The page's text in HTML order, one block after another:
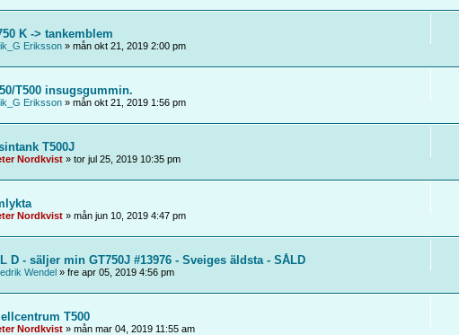
K -> tankemblem
Eriksson» mån okt 21, 2019 2:00 pm
T500 insugsgummin.
Eriksson» mån okt 21, 2019 1:56 pm
T500J
Nordkvist» tor jul 25, 2019 10:35 pm
Nordkvist» mån jun 10, 2019 4:47 pm
D - säljer min GT750J #13976 - Sveiges äldsta - SÅLD
Wendel» fre apr 05, 2019 4:56 pm
T500
Nordkvist» mån mar 04, 2019 11:55 am